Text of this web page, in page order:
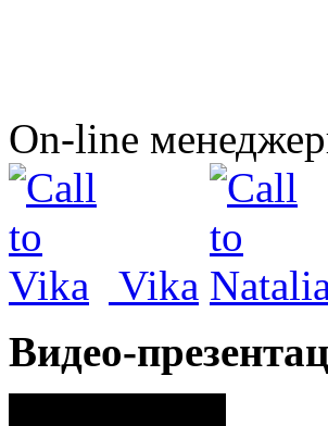
On-line
Vika
Видео-